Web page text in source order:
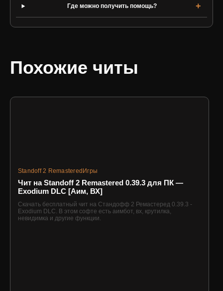
Где можно получить помощь?
Похожие читы
Standoff 2 Remastered Игры
Чит на Standoff 2 Remastered 0.39.3 для ПК —
Exodium DLC [Аим, ВХ]
Скачать бесплатный чит на Стандофф 2 Ремастеред 0.39.3 -
Exodium DLC. В этом софте есть аимбот, вх, крутилка,
невидимка и другие функции.